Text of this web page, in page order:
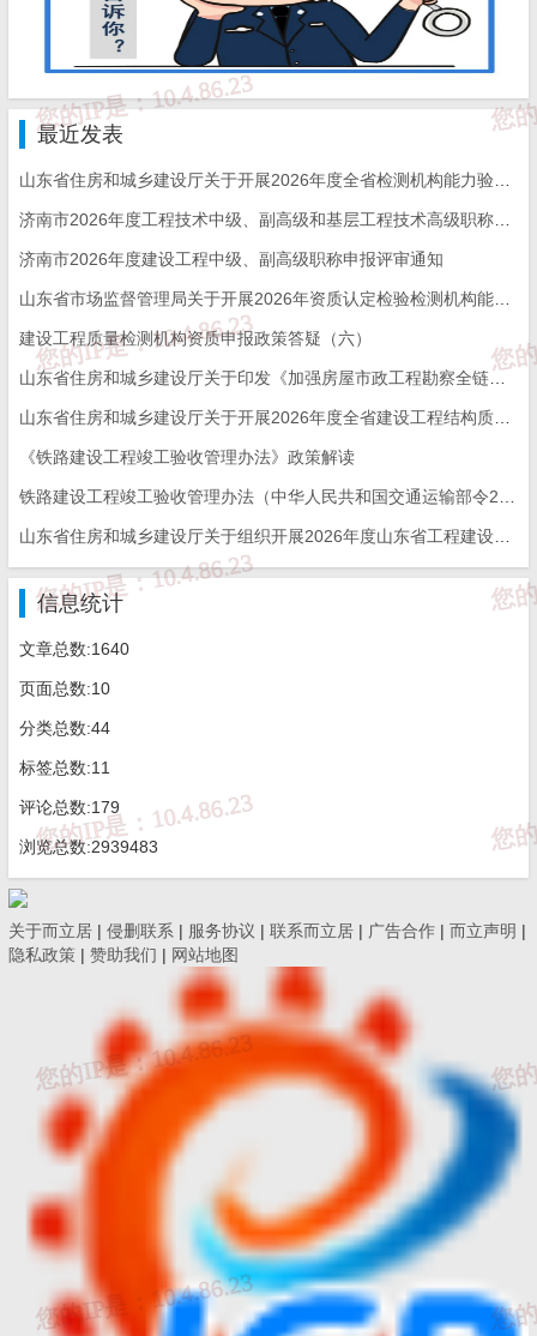
四、组织机构
主办单位：山东省住房和城乡建设厅。
承办单位：山东省建设工会、山东省工程建设标准造价中
心。
协办单位：山东省工程建设标准造价协会、山东城市建设职
技术支持：广联达科技股份有限公司、斯维尔科技股份有限
公司、国泰新点软件股份有限公司、福莱易通软件有限公司。
程建设标准造价协会、山东城市建设职业学院联合成立竞赛组委
会，负责竞赛组织实施工作。
各设区市住房城乡建设局，负责预赛的组织实施及决赛的准
备工作。
五、工作要求
（一）各市要高度重视，加大宣传力度，广泛动员组织工程
造价从业人员深入开展职业培训、岗位练兵、技能竞赛等活动，切
实提高从业人员执业水平。
竞赛开展情况上报组委会，确保竞赛顺利举行。
（三）各市应严肃赛场纪律，保证竞赛成绩公平公正，对预
决赛中的雷同卷选手取消参赛资格，且不计取所在单位的团体成
绩。竞赛相关费用由组织单位保障，不得向参赛单位和人员收取参
赛费用。
联系人：刘震南、张强，联系电话：0531-51765504、809730
87，邮箱：lzn7067@shandong.cn。
附件：1.2023年度山东省数字造价应用（安装工程）技能大
最近发表
济南市2026年度建设工程中级、副高级职称申报评审通知
建设工程质量检测机构资质申报政策答疑（六）
《铁路建设工程竣工验收管理办法》政策解读
信息统计
文章总数:1640
页面总数:10
分类总数:44
标签总数:11
评论总数:179
浏览总数:2939483
关于而立居 | 侵删联系 | 服务协议 | 联系而立居 | 广告合作 | 而立声明 |
隐私政策 | 赞助我们 | 网站地图